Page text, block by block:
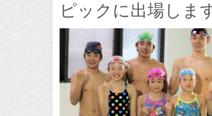
ピックに出場しま